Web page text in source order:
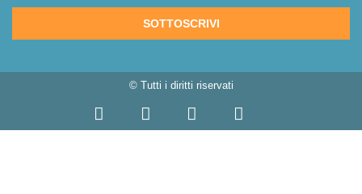
SOTTOSCRIVI
© Tutti i diritti riservati